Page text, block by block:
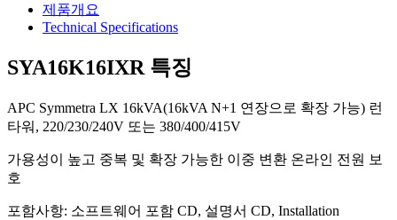
제품개요
Technical Specifications
SYA16K16IXR 특징
APC Symmetra LX 16kVA(16kVA N+1 연장으로 확장 가능) 런
타워, 220/230/240V 또는 380/400/415V
가용성이 높고 중복 및 확장 가능한 이중 변환 온라인 전원 보
호
포함사항: 소프트웨어 포함 CD, 설명서 CD, Installation